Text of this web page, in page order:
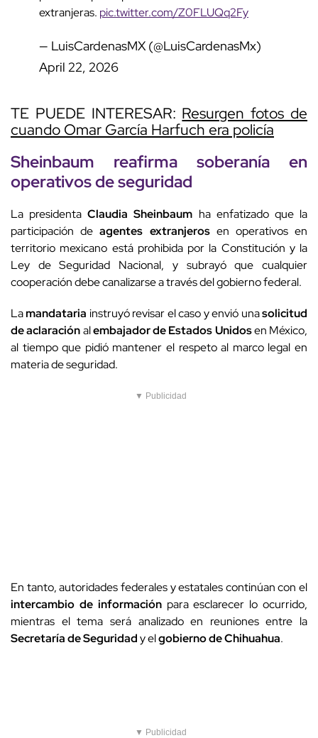
extranjeras. pic.twitter.com/Z0FLUQq2Fy
— LuisCardenasMX (@LuisCardenasMx)
April 22, 2026
TE PUEDE INTERESAR: Resurgen fotos de
cuando Omar García Harfuch era policía
Sheinbaum reafirma soberanía en
operativos de seguridad
La presidentaClaudia Sheinbaum ha enfatizado que la
participación deagentes extranjerosen operativos en
territorio mexicano está prohibida por la Constitución y la
Ley de Seguridad Nacional, y subrayó que cualquier
cooperación debe canalizarse a través del gobierno federal.
Lamandataria instruyó revisar el caso y envió unasolicitud
de aclaraciónalembajador de Estados Unidosen México,
al tiempo que pidió mantener el respeto al marco legal en
materia de seguridad.
▼ Publicidad
En tanto, autoridades federales y estatales continúan con el
intercambio de informaciónpara esclarecer lo ocurrido,
mientras el tema será analizado en reuniones entre la
Secretaría de Seguridady elgobierno de Chihuahua.
▼ Publicidad